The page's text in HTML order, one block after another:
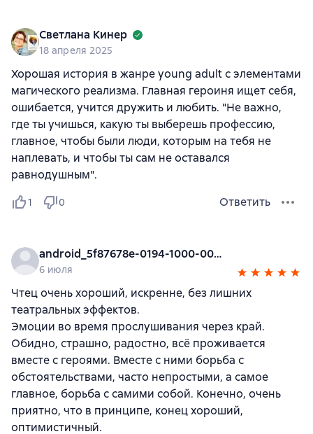
Светлана Кинер
18 апреля 2025
Хорошая история в жанре young adult с элементами
магического реализма. Главная героиня ищет себя,
ошибается, учится дружить и любить. "Не важно,
где ты учишься, какую ты выберешь профессию,
главное, чтобы были люди, которым на тебя не
наплевать, и чтобы ты сам не оставался
равнодушным".
1 0 Ответить
android_5f87678e-0194-1000-0000-000000000000
6 июля
Чтец очень хороший, искренне, без лишних
театральных эффектов.
Эмоции во время прослушивания через край.
Обидно, страшно, радостно, всё проживается
вместе с героями. Вместе с ними борьба с
обстоятельствами, часто непростыми, а самое
главное, борьба с самими собой. Конечно, очень
приятно, что в принципе, конец хороший,
оптимистичный.